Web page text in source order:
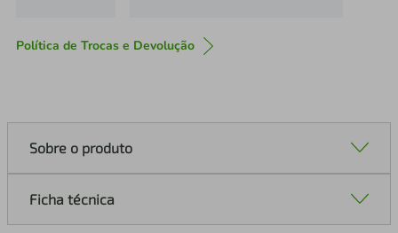
Política de Trocas e Devolução
Sobre o produto
Ficha técnica